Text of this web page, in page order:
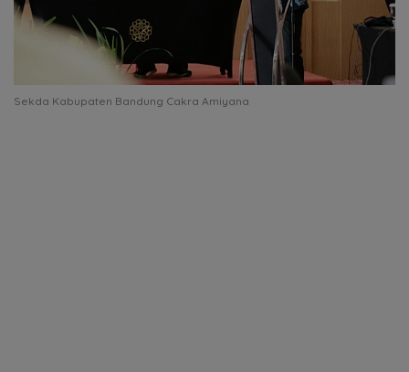
Sekda Kabupaten Bandung Cakra Amiyana